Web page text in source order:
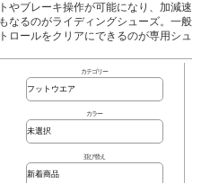
やブレーキ操作が可能になり、加減速
なるのがライディングシューズ。一般
ロールをクリアにできるのが専用シュ
カテゴリー
カラー
並び替え